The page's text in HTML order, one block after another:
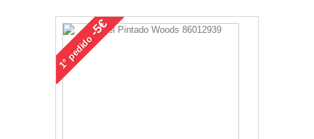
1°
pedido
-5€